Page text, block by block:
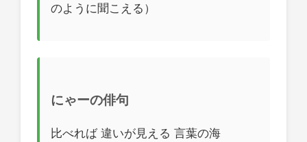
のように聞こえる）
にゃーの俳句
比べれば 違いが見える 言葉の海